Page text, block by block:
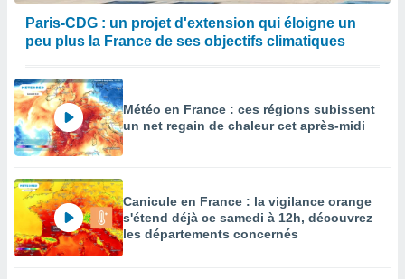
Paris-CDG : un projet d'extension qui éloigne un
peu plus la France de ses objectifs climatiques
Météo en France : ces régions subissent
un net regain de chaleur cet après-midi
Canicule en France : la vigilance orange
s'étend déjà ce samedi à 12h, découvrez
les départements concernés